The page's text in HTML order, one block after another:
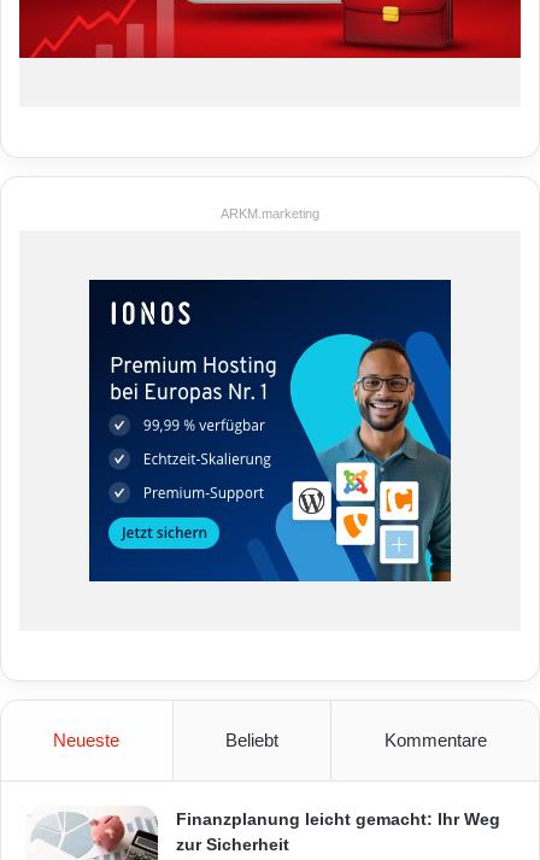
ARKM.marketing
Neueste Beliebt Kommentare
Finanzplanung leicht gemacht: Ihr Weg
zur Sicherheit